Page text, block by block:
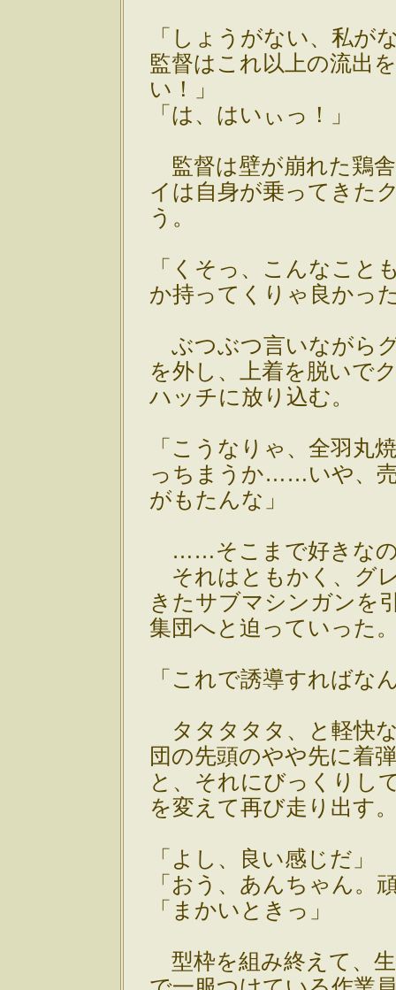
「しょうがない、私が
監督はこれ以上の流出
い！」
「は、はいぃっ！」
監督は壁が崩れた鶏
イは自身が乗ってきた
う。
「くそっ、こんなこと
か持ってくりゃ良かっ
ぶつぶつ言いながら
を外し、上着を脱いで
ハッチに放り込む。
「こうなりゃ、全羽丸
っちまうか……いや、
がもたんな」
……そこまで好きな
それはともかく、グ
きたサブマシンガンを
集団へと迫っていった
「これで誘導すれば
タタタタタ、と軽快
団の先頭のやや先に着
と、それにびっくりし
を変えて再び走り出す
「よし、良い感じだ」
「おう、あんちゃん。
「まかいときっ」
型枠を組み終えて、